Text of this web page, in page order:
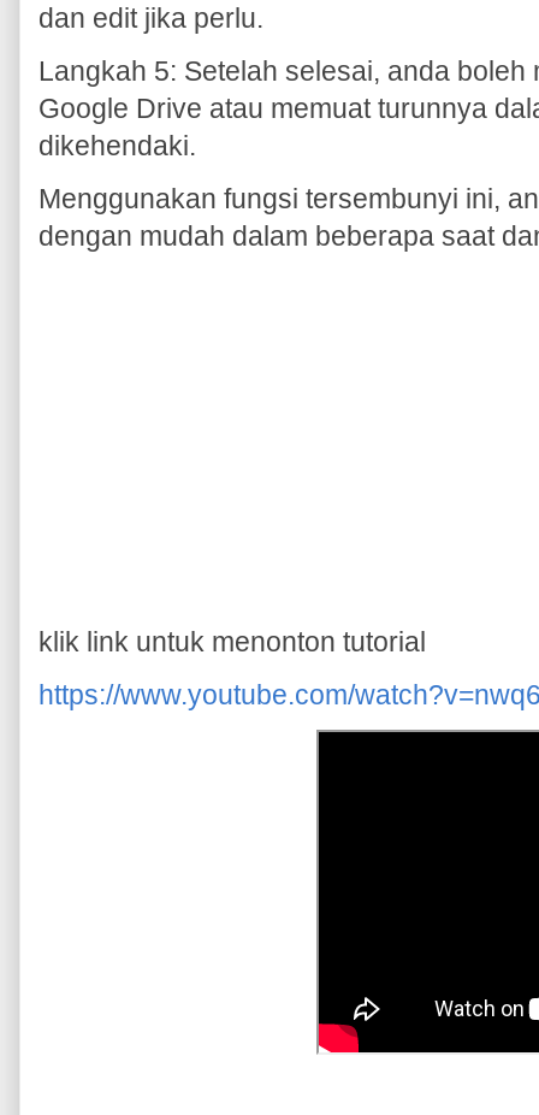
dan edit jika perlu.
Langkah 5: Setelah selesai, anda
Google Drive atau memuat turunnya
dikehendaki.
Menggunakan fungsi tersembunyi ini,
dengan mudah dalam beberapa saat
klik link untuk menonton tutorial
https://www.youtube.com/